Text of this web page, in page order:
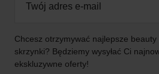
Chcesz otrzymywać najlepsze
skrzynki? Będziemy wysyłać Ci
ekskluzywne oferty!